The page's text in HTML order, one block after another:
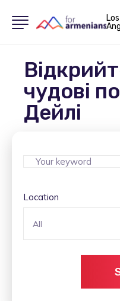
Los
чудові
Дейлі
Location
All